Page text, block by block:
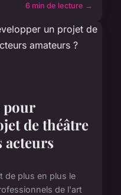
6 min de lecture →
pour
de théâtre
acteurs
de plus en plus le
de l'art